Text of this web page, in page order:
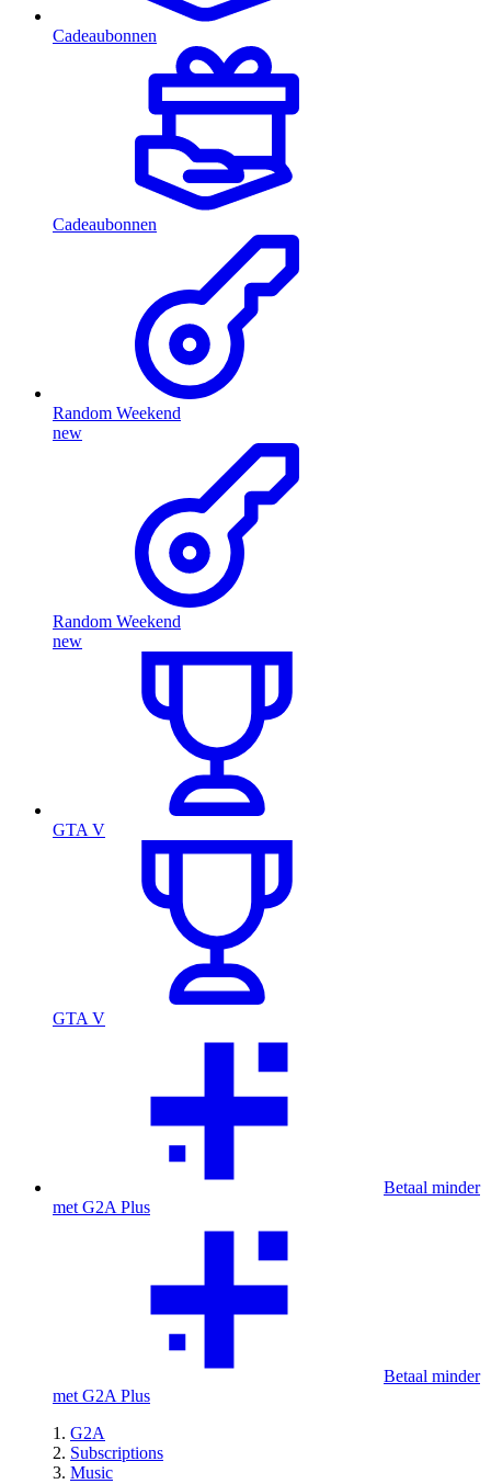
Cadeaubonnen
Cadeaubonnen
Random Weekend
new
Random Weekend
new
GTA V
GTA V
Betaal minder
met G2A Plus
Betaal minder
met G2A Plus
G2A
Subscriptions
Music